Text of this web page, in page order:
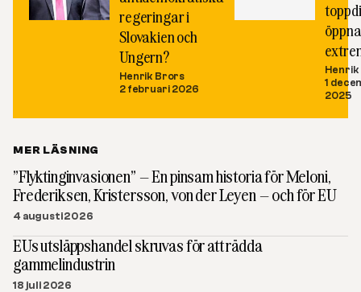
regeringar i
Slovakien och
Ungern?
Henrik Brors
2 februari 2026
1
2025
MER LÄSNING
”Flyktinginvasionen” – En pinsam historia för Meloni,
Frederiksen, Kristersson, von der Leyen – och för EU
4 augusti 2026
EUs utsläppshandel skruvas för att rädda
gammelindustrin
18 juli 2026